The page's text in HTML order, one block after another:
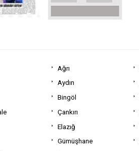
Ağrı
Aydın
Bingöl
Çankırı
Elazığ
Gümüşhane